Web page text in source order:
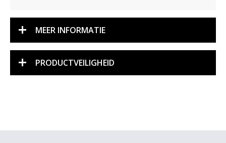
MEER INFORMATIE
PRODUCTVEILIGHEID